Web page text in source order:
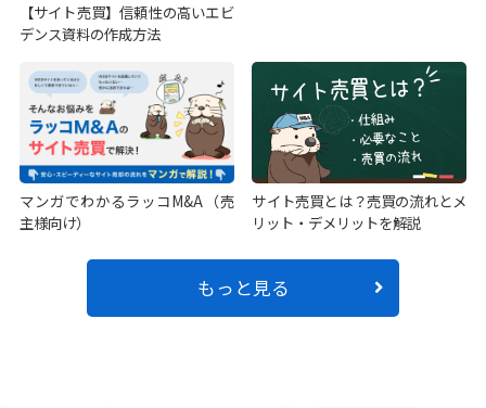
【サイト売買】信頼性の高いエビ
デンス資料の作成方法
マンガでわかるラッコM&A（売
主様向け）
サイト売買とは？売買の流れとメ
リット・デメリットを解説
もっと見る